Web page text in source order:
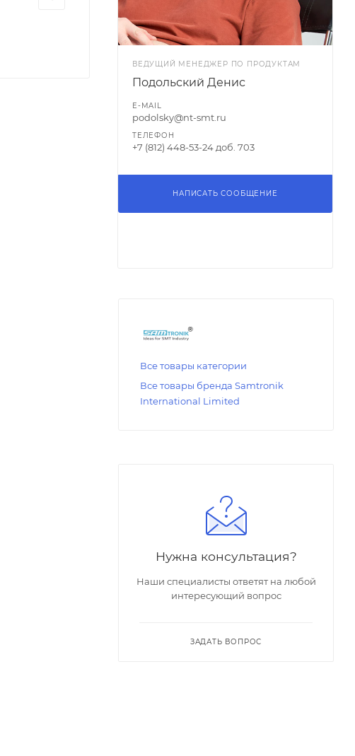
ВЕДУЩИЙ МЕНЕДЖЕР ПО ПРОДУКТАМ
Подольский Денис
E-MAIL
podolsky@nt-smt.ru
ТЕЛЕФОН
+7 (812) 448-53-24 доб. 703
НАПИСАТЬ СООБЩЕНИЕ
Все товары категории
Все товары бренда Samtronik
International Limited
Нужна консультация?
Наши специалисты ответят на любой
интересующий вопрос
ЗАДАТЬ ВОПРОС